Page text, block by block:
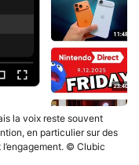
la voix reste souvent
en particulier sur des
© Clubic